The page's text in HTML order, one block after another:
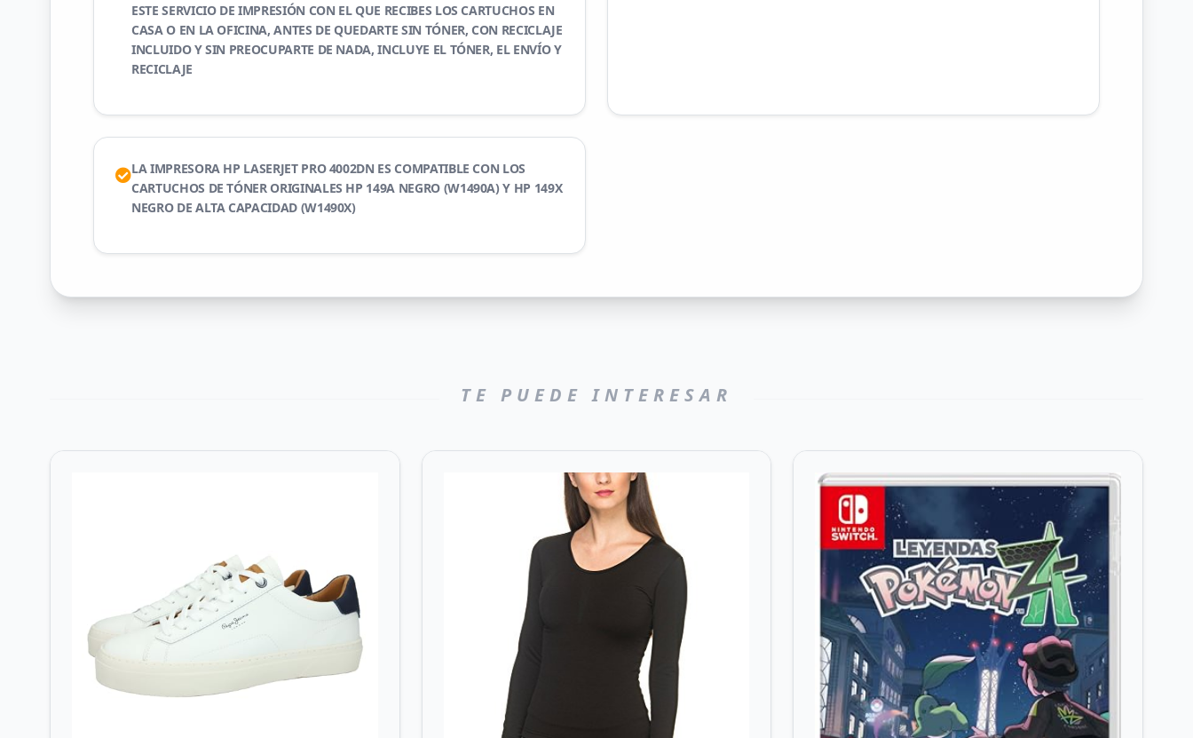
ESTE SERVICIO DE IMPRESIÓN CON EL QUE RECIBES LOS CARTUCHOS EN
CASA O EN LA OFICINA, ANTES DE QUEDARTE SIN TÓNER, CON RECICLAJE
INCLUIDO Y SIN PREOCUPARTE DE NADA, INCLUYE EL TÓNER, EL ENVÍO Y
RECICLAJE
LA IMPRESORA HP LASERJET PRO 4002DN ES COMPATIBLE CON LOS
CARTUCHOS DE TÓNER ORIGINALES HP 149A NEGRO (W1490A) Y HP 149X
NEGRO DE ALTA CAPACIDAD (W1490X)
TE PUEDE INTERESAR